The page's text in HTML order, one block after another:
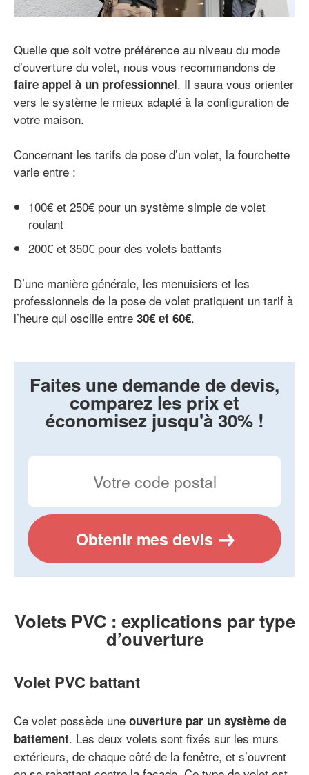
Quelle que soit votre préférence au niveau du mode
d’ouverture du volet, nous vous recommandons de
faire appel à un professionnel. Il saura vous orienter
vers le système le mieux adapté à la configuration de
votre maison.
Concernant les tarifs de pose d’un volet, la fourchette
varie entre :
100€ et 250€ pour un système simple de volet
roulant
200€ et 350€ pour des volets battants
D’une manière générale, les menuisiers et les
professionnels de la pose de volet pratiquent un tarif à
l’heure qui oscille entre 30€ et 60€.
Faites une demande de devis,
comparez les prix et
économisez jusqu'à 30% !
Obtenir mes devis
Volets PVC : explications par type
d’ouverture
Volet PVC battant
Ce volet possède une ouverture par un système de
battement. Les deux volets sont fixés sur les murs
extérieurs, de chaque côté de la fenêtre, et s’ouvrent